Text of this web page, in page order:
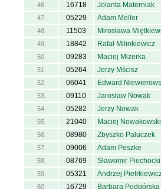
46. 16718 Jolanta Materniak
47. 05229 Adam Meller
48. 11503 Mirosława
49. 18842 Rafał Milinkiewicz
50. 09283 Maciej Mizerka
51. 05264 Jerzy Mścisz
52. 06041 Edward
53. 09110 Jarosław Nowak
54. 05282 Jerzy Nowak
55. 21040 Maciej Nowakowski
56. 08980 Zbyszko Paluczek
57. 09006 Adam Peszke
58. 08769 Sławomir Piechocki
59. 05321 Andrzej
60. 16729 Barbara Podgórska